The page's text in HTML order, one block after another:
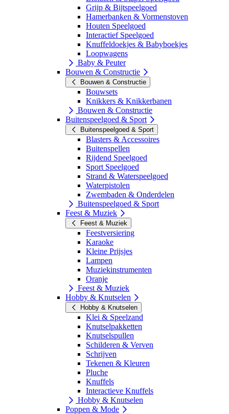
Grijp & Bijtspeelgoed
Hamerbanken & Vormenstoven
Houten Speelgoed
Interactief Speelgoed
Knuffeldoekjes & Babyboekjes
Loopwagens
Baby & Peuter
Bouwen & Constructie
Bouwen & Constructie
Bouwsets
Knikkers & Knikkerbanen
Bouwen & Constructie
Buitenspeelgoed & Sport
Buitenspeelgoed & Sport
Blasters & Accessoires
Buitenspellen
Rijdend Speelgoed
Sport Speelgoed
Strand & Waterspeelgoed
Waterpistolen
Zwembaden & Onderdelen
Buitenspeelgoed & Sport
Feest & Muziek
Feest & Muziek
Feestversiering
Karaoke
Kleine Prijsjes
Lampen
Muziekinstrumenten
Oranje
Feest & Muziek
Hobby & Knutselen
Hobby & Knutselen
Klei & Speelzand
Knutselpakketten
Knutselspullen
Schilderen & Verven
Schrijven
Tekenen & Kleuren
Pluche
Knuffels
Interactieve Knuffels
Hobby & Knutselen
Poppen & Mode